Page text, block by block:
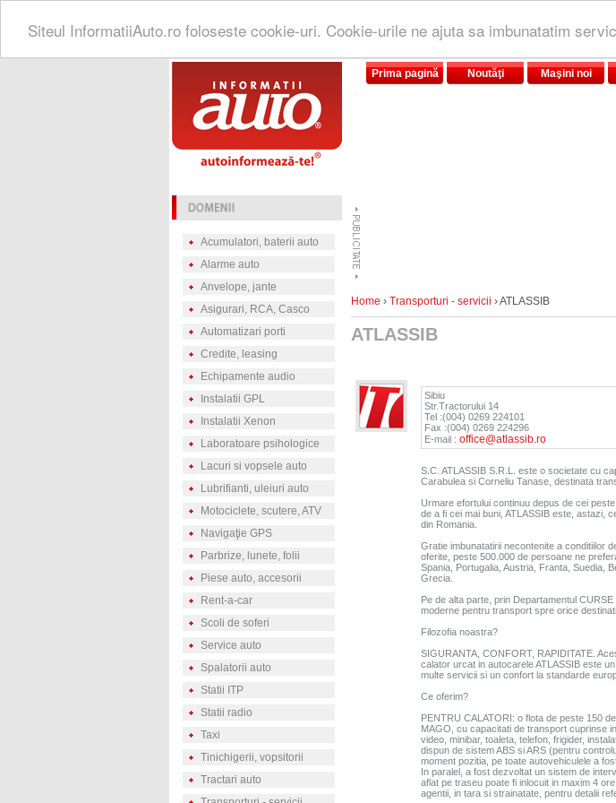
Siteul InformatiiAuto.ro foloseste cookie-uri. Cookie-urile ne ajuta sa imbunatatim
Prima pagină Noutăţi Maşini noi
Acumulatori, baterii auto
Alarme auto
Anvelope, jante
Asigurari, RCA, Casco
Automatizari porti
Credite, leasing
Echipamente audio
Instalatii GPL
Instalatii Xenon
Laboratoare psihologice
Lacuri si vopsele auto
Lubrifianti, uleiuri auto
Motociclete, scutere, ATV
Navigaţie GPS
Parbrize, lunete, folii
Piese auto, accesorii
Rent-a-car
Scoli de soferi
Service auto
Spalatorii auto
Statii ITP
Statii radio
Taxi
Tinichigerii, vopsitorii
Tractari auto
Home › Transporturi - servicii › ATLASSIB
ATLASSIB
Sibiu
Str.Tractorului 14
Tel :(004) 0269 224101
Fax :(004) 0269 224296
E-mail : office@atlassib.ro
S.C. ATLASSIB S.R.L. este o societate cu
Carabulea si Corneliu Tanase, destinata
Urmare efortului continuu depus de cei
de a fi cei mai buni, ATLASSIB este, astazi,
din Romania.
Gratie imbunatatirii necontenite a conditiilor
oferite, peste 500.000 de persoane ne
Spania, Portugalia, Austria, Franta, Suedia,
Grecia.
Pe de alta parte, prin Departamentul
moderne pentru transport spre orice
Filozofia noastra?
SIGURANTA, CONFORT, RAPIDITATE.
calator urcat in autocarele ATLASSIB este
multe servicii si un confort la standarde
Ce oferim?
PENTRU CALATORI: o flota de peste 150
MAGO, cu capacitati de transport cuprinse
video, minibar, toaleta, telefon, frigider,
dispun de sistem ABS si ARS (pentru
moment pozitia, pe toate autovehiculele a
In paralel, a fost dezvoltat un sistem de
aflat pe traseu poate fi inlocuit in maxim 4
agentii, in tara si strainatate, pentru detalii